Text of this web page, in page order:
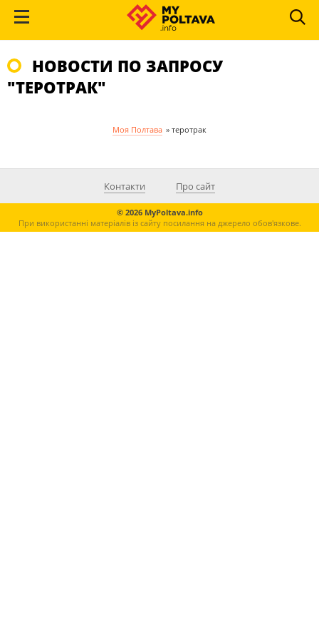
НОВОСТИ ПО ЗАПРОСУ
"ТЕРОТРАК"
Моя Полтава » теротрак
Контакти Про сайт
© 2026 MyPoltava.info
При використанні матеріалів із сайту посилання на джерело обов'язкове.